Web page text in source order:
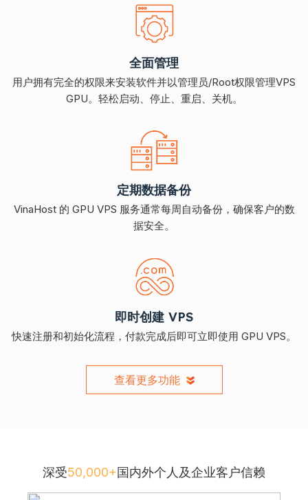
全面管理
用户拥有完全的权限来安装软件并以管理员/Root权限管理VPS
GPU。轻松启动、停止、重启、关机。
定期数据备份
VinaHost 的 GPU VPS 服务通常每周自动备份，确保客户的数
据安全。
即时创建 VPS
快速注册和初始化流程，付款完成后即可立即使用 GPU VPS。
查看更多功能
深受50,000+国内外个人及企业客户信赖